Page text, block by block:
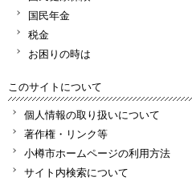
国民年金
税金
お困りの時は
このサイトについて
個人情報の取り扱いについて
著作権・リンク等
小樽市ホームページの利用方法
サイト内検索について